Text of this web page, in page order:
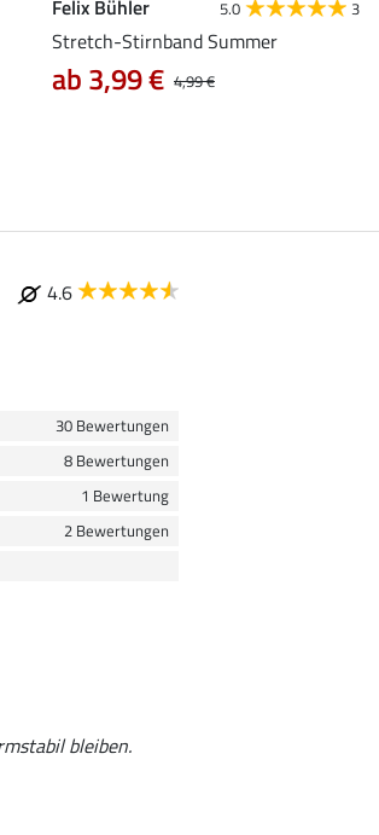
Felix Bühler 5.0 3
Stretch-Stirnband Summer
4,99 €
ab 3,99 €
4.6
30 Bewertungen
8 Bewertungen
1 Bewertung
2 Bewertungen
bleiben.